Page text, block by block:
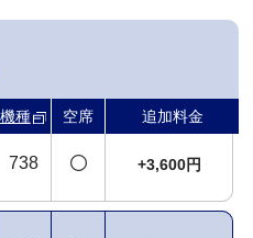
機種 空席 追加料金
738 +3,600円